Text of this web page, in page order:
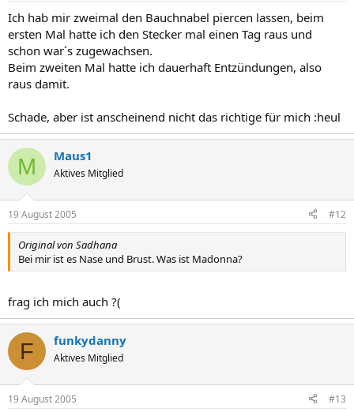
Ich hab mir zweimal den Bauchnabel piercen lassen, beim
ersten Mal hatte ich den Stecker mal einen Tag raus und
schon war´s zugewachsen.
Beim zweiten Mal hatte ich dauerhaft Entzündungen, also
raus damit.
Schade, aber ist anscheinend nicht das richtige für mich :heul
M Maus1
Aktives Mitglied
19 August 2005 #12
Original von Sadhana
Bei mir ist es Nase und Brust. Was ist Madonna?
frag ich mich auch ?(
F funkydanny
Aktives Mitglied
19 August 2005 #13